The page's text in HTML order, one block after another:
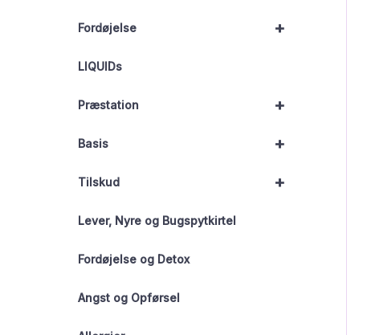
+
Fordøjelse
LIQUIDs
+
Præstation
+
Basis
+
Tilskud
Lever, Nyre og Bugspytkirtel
Fordøjelse og Detox
Angst og Opførsel